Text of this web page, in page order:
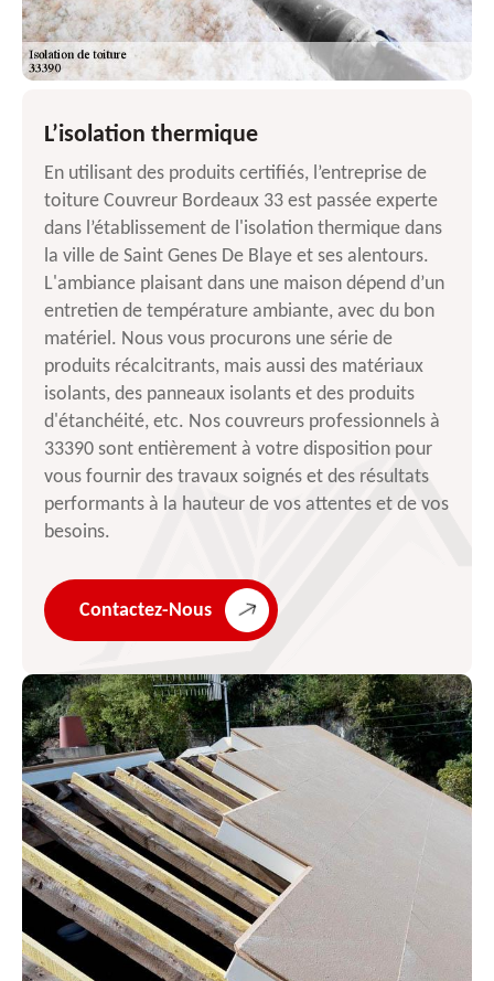
L’isolation thermique
En utilisant des produits certifiés, l’entreprise de
toiture Couvreur Bordeaux 33 est passée experte
dans l’établissement de l'isolation thermique dans
la ville de Saint Genes De Blaye et ses alentours.
L'ambiance plaisant dans une maison dépend d’un
entretien de température ambiante, avec du bon
matériel. Nous vous procurons une série de
produits récalcitrants, mais aussi des matériaux
isolants, des panneaux isolants et des produits
d'étanchéité, etc. Nos couvreurs professionnels à
33390 sont entièrement à votre disposition pour
vous fournir des travaux soignés et des résultats
performants à la hauteur de vos attentes et de vos
besoins.
Contactez-Nous